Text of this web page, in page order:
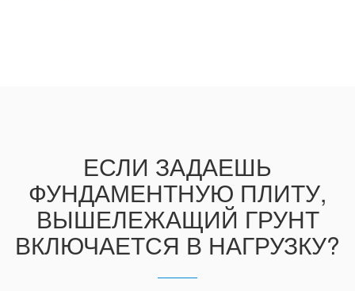
ЕСЛИ ЗАДАЕШЬ
ФУНДАМЕНТНУЮ ПЛИТУ,
ВЫШЕЛЕЖАЩИЙ ГРУНТ
ВКЛЮЧАЕТСЯ В НАГРУЗКУ?